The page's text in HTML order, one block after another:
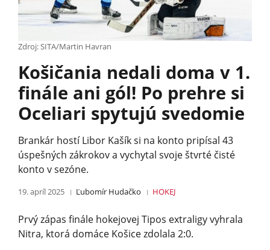
Zdroj: SITA/Martin Havran
Košičania nedali doma v 1.
finále ani gól! Po prehre si
Oceliari spytujú svedomie
Brankár hostí Libor Kašík si na konto pripísal 43
úspešných zákrokov a vychytal svoje štvrté čisté
konto v sezóne.
19. apríl 2025 Ľubomír Hudačko HOKEJ
Prvý zápas finále hokejovej Tipos extraligy vyhrala
Nitra, ktorá domáce Košice zdolala 2:0.